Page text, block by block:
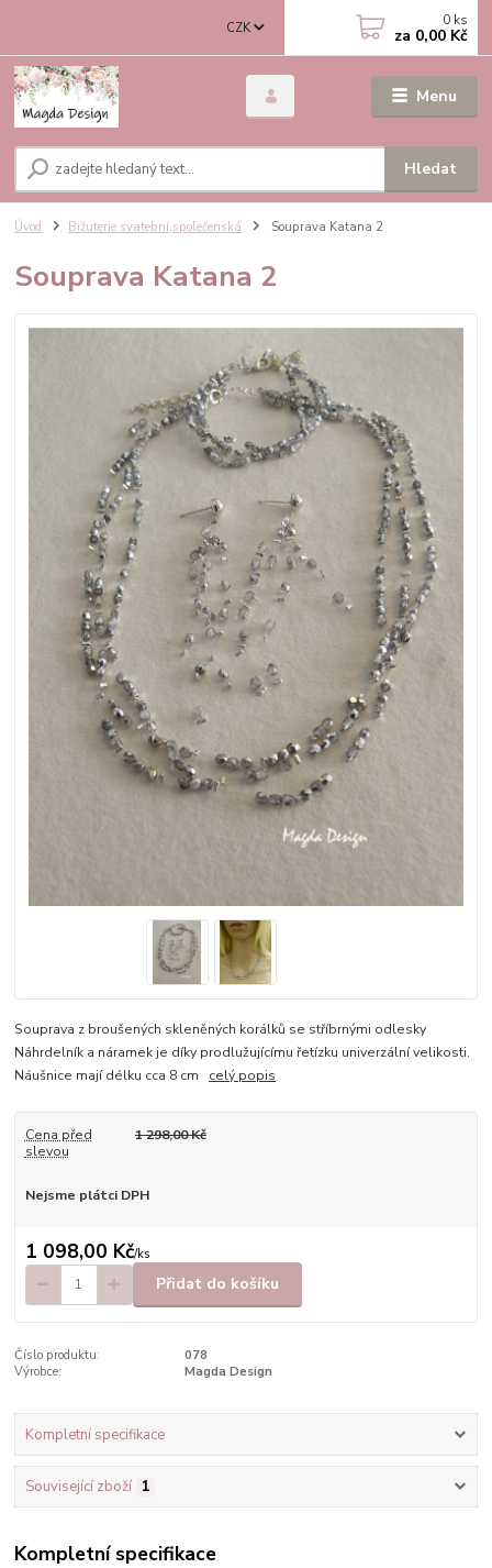
Menu
CZK
Hledat
0 ks
za 0,00 Kč
Úvod Bižuterie svatební,společenská Souprava Katana 2
Souprava Katana 2
Souprava z broušených skleněných korálků se stříbrnými odlesky
Náhrdelník a náramek je díky prodlužujícímu řetízku univerzální velikosti.
Náušnice mají délku cca 8 cm celý popis
Cena před
slevou
1 298,00 Kč
Nejsme plátci DPH
1 098,00 Kč/ks
Přidat do košíku
Číslo produktu:
078
Výrobce:
Magda Design
Kompletní specifikace
Související zboží 1
Kompletní specifikace